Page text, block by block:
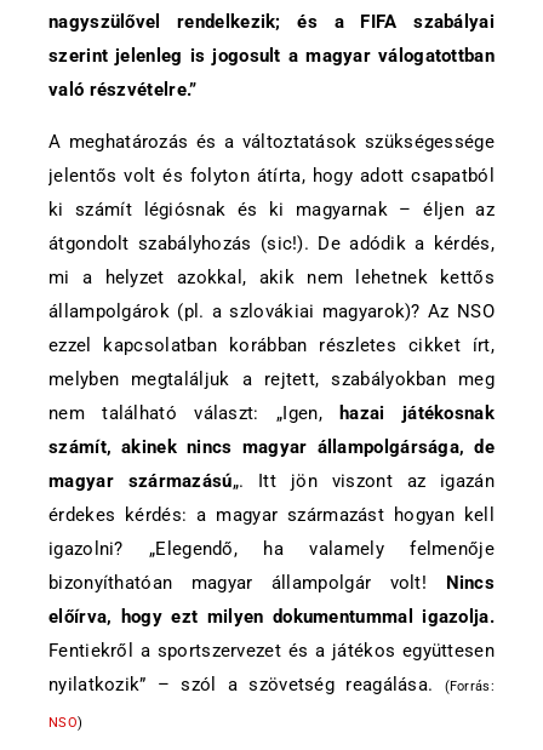
nagyszülővel rendelkezik; és a FIFA szabályai
szerint jelenleg is jogosult a magyar válogatottban
való részvételre.”
A meghatározás és a változtatások szükségessége
jelentős volt és folyton átírta, hogy adott csapatból
ki számít légiósnak és ki magyarnak – éljen az
átgondolt szabályhozás (sic!). De adódik a kérdés,
mi a helyzet azokkal, akik nem lehetnek kettős
állampolgárok (pl. a szlovákiai magyarok)? Az NSO
ezzel kapcsolatban korábban részletes cikket írt,
melyben megtaláljuk a rejtett, szabályokban meg
nem található választ: „Igen,
hazai játékosnak
számít, akinek nincs magyar állampolgársága, de
magyar származású„. Itt jön viszont az igazán
érdekes kérdés: a magyar származást hogyan kell
igazolni? „Elegendő, ha valamely felmenője
bizonyíthatóan magyar állampolgár volt! Nincs
előírva, hogy ezt milyen dokumentummal igazolja.
Fentiekről a sportszervezet és a játékos együttesen
nyilatkozik” – szól a szövetség reagálása.
(Forrás:
NSO)